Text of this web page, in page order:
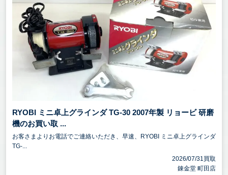
RYOBI ミニ卓上グラインダ TG-30 2007年製 リョービ 研磨
機のお買い取 ...
お客さまよりお電話でご連絡いただき、早速、RYOBI ミニ卓上グラインダ
TG-...
2026/07/31買取
錬金堂 町田店